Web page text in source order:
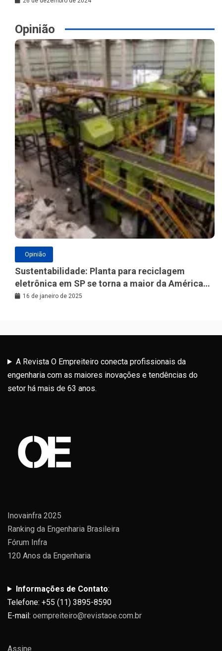
Opinião
Opinião
Sustentabilidade: Planta para reciclagem
eletrônica em SP se torna a maior da América
Latina
16 de janeiro de 2025
A Revista O Empreiteiro conecta profissionais da
engenharia com as maiores inovações e tendências do
setor há mais de 63 anos.
Inovainfra 2025
Ranking da Engenharia Brasileira
Fórum Infra
120 Anos da Engenharia
Informações de Contato:
Telefone: +55 (11) 3895-8590
E-mail: oempreiteiro@revistaoe.com.br
Assine